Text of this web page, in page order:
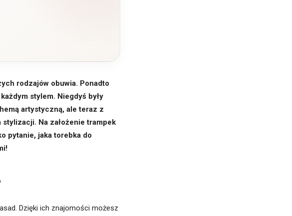
rodzajów obuwia. Ponadto
stylem. Niegdyś były
artystyczną, ale teraz z
Na założenie trampek
pytanie, jaka torebka do
Dzięki ich znajomości możesz